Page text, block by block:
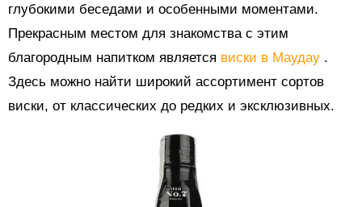
глубокими беседами и особенными моментами.
Прекрасным местом для знакомства с этим
благородным напитком является виски в Маудау .
Здесь можно найти широкий ассортимент сортов
виски, от классических до редких и эксклюзивных.